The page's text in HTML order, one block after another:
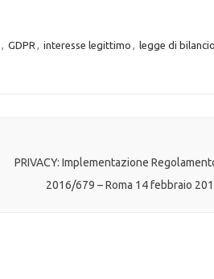
, GDPR , interesse legittimo , legge di
PRIVACY: Implementazione
2016/679 – Roma 14 febbraio